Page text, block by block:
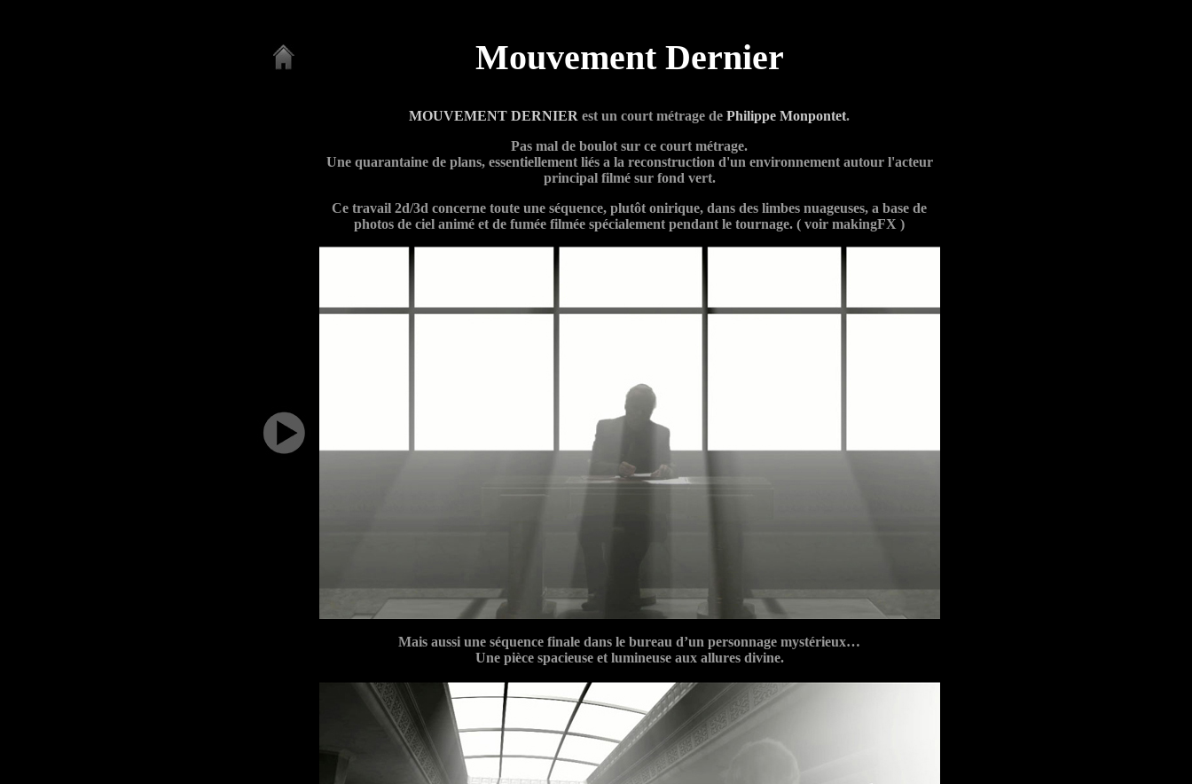
Mouvement Dernier
MOUVEMENT DERNIER est un court métrage de Philippe Monpontet.
Pas mal de boulot sur ce court métrage.
Une quarantaine de plans, essentiellement liés a la reconstruction d'un environnement autour l'acteur
principal filmé sur fond vert.
Ce travail 2d/3d concerne toute une séquence, plutôt onirique, dans des limbes nuageuses, a base de
photos de ciel animé et de fumée filmée spécialement pendant le tournage. ( voir makingFX )
Mais aussi une séquence finale dans le bureau d’un personnage mystérieux…
Une pièce spacieuse et lumineuse aux allures divine.